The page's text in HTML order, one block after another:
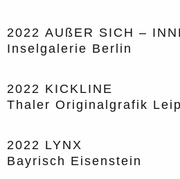
2022 AUßER SICH –
Inselgalerie Berlin
2022 KICKLINE
Thaler Originalgrafik
2022 LYNX
Bayrisch Eisenstein